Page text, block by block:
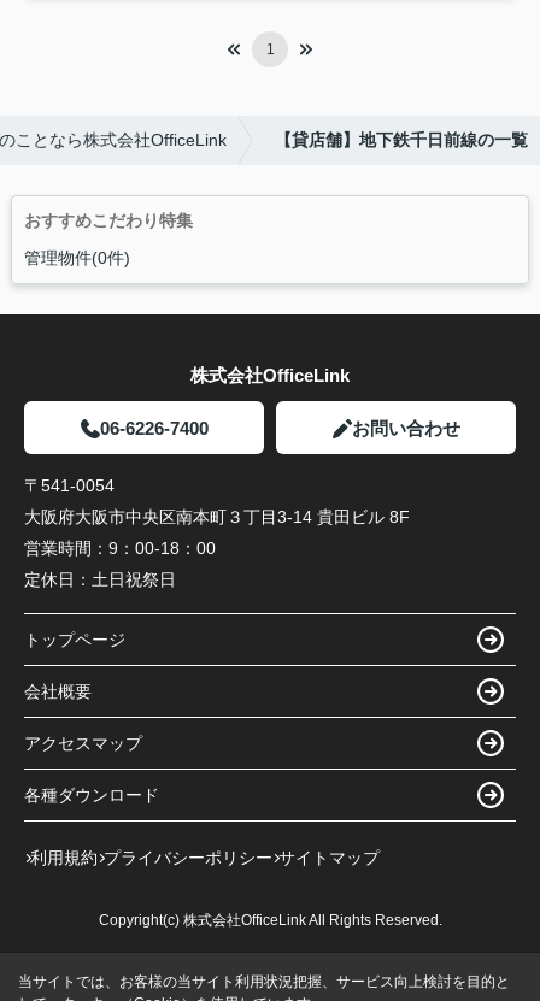
1
ことなら株式会社OfficeLink 【貸店舗】地下鉄千日前線の一覧
おすすめこだわり特集
管理物件(0件)
株式会社OfficeLink
06-6226-7400 お問い合わせ
〒541-0054
大阪府大阪市中央区南本町３丁目3-14 貴田ビル 8F
営業時間： 9：00-18：00
定休日： 土日祝祭日
トップページ
会社概要
アクセスマップ
各種ダウンロード
利用規約 プライバシーポリシー サイトマップ
Copyright(c) 株式会社OfficeLink All Rights Reserved.
当サイトでは、お客様の当サイト利用状況把握、サービス向上検討を目的と